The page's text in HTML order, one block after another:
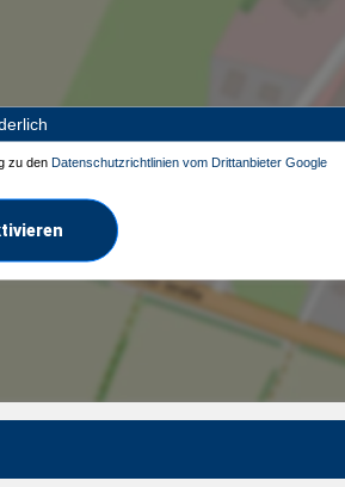
zu den Datenschutzrichtlinien vom Drittanbieter Google